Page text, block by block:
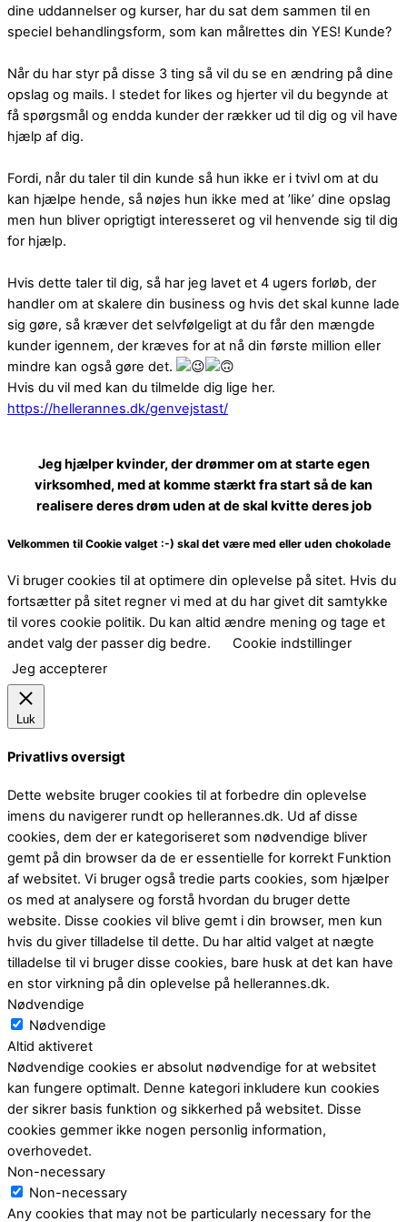
dine uddannelser og kurser, har du sat dem sammen til en
speciel behandlingsform, som kan målrettes din YES! Kunde?
Når du har styr på disse 3 ting så vil du se en ændring på dine
opslag og mails. I stedet for likes og hjerter vil du begynde at
få spørgsmål og endda kunder der rækker ud til dig og vil have
hjælp af dig.
Fordi, når du taler til din kunde så hun ikke er i tvivl om at du
kan hjælpe hende, så nøjes hun ikke med at ’like’ dine opslag
men hun bliver oprigtigt interesseret og vil henvende sig til dig
for hjælp.
Hvis dette taler til dig, så har jeg lavet et 4 ugers forløb, der
handler om at skalere din business og hvis det skal kunne lade
sig gøre, så kræver det selvfølgeligt at du får den mængde
kunder igennem, der kræves for at nå din første million eller
mindre kan også gøre det.
Hvis du vil med kan du tilmelde dig lige her.
https://hellerannes.dk/genvejstast/
Jeg hjælper kvinder, der drømmer om at starte egen
virksomhed, med at komme stærkt fra start så de kan
realisere deres drøm uden at de skal kvitte deres job
Velkommen til Cookie valget :-) skal det være med eller uden chokolade
Vi bruger cookies til at optimere din oplevelse på sitet. Hvis du
fortsætter på sitet regner vi med at du har givet dit samtykke
til vores cookie politik. Du kan altid ændre mening og tage et
andet valg der passer dig bedre.
Cookie indstillinger
Jeg accepterer
Luk
Privatlivs oversigt
Dette website bruger cookies til at forbedre din oplevelse
imens du navigerer rundt op hellerannes.dk. Ud af disse
cookies, dem der er kategoriseret som nødvendige bliver
gemt på din browser da de er essentielle for korrekt Funktion
af websitet. Vi bruger også tredie parts cookies, som hjælper
os med at analysere og forstå hvordan du bruger dette
website. Disse cookies vil blive gemt i din browser, men kun
hvis du giver tilladelse til dette. Du har altid valget at nægte
tilladelse til vi bruger disse cookies, bare husk at det kan have
en stor virkning på din oplevelse på hellerannes.dk.
Nødvendige
Nødvendige
Altid aktiveret
Nødvendige cookies er absolut nødvendige for at websitet
kan fungere optimalt. Denne kategori inkludere kun cookies
der sikrer basis funktion og sikkerhed på websitet. Disse
cookies gemmer ikke nogen personlig information,
overhovedet.
Non-necessary
Non-necessary
Any cookies that may not be particularly necessary for the